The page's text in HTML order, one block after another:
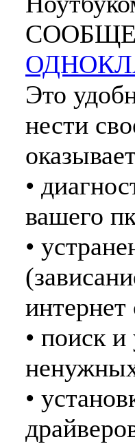
Это
нести
•
вашего
•
интернет
• поиск
•